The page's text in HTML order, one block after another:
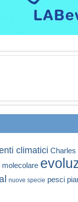
climatici Charles
molecolare
nuove specie pesci